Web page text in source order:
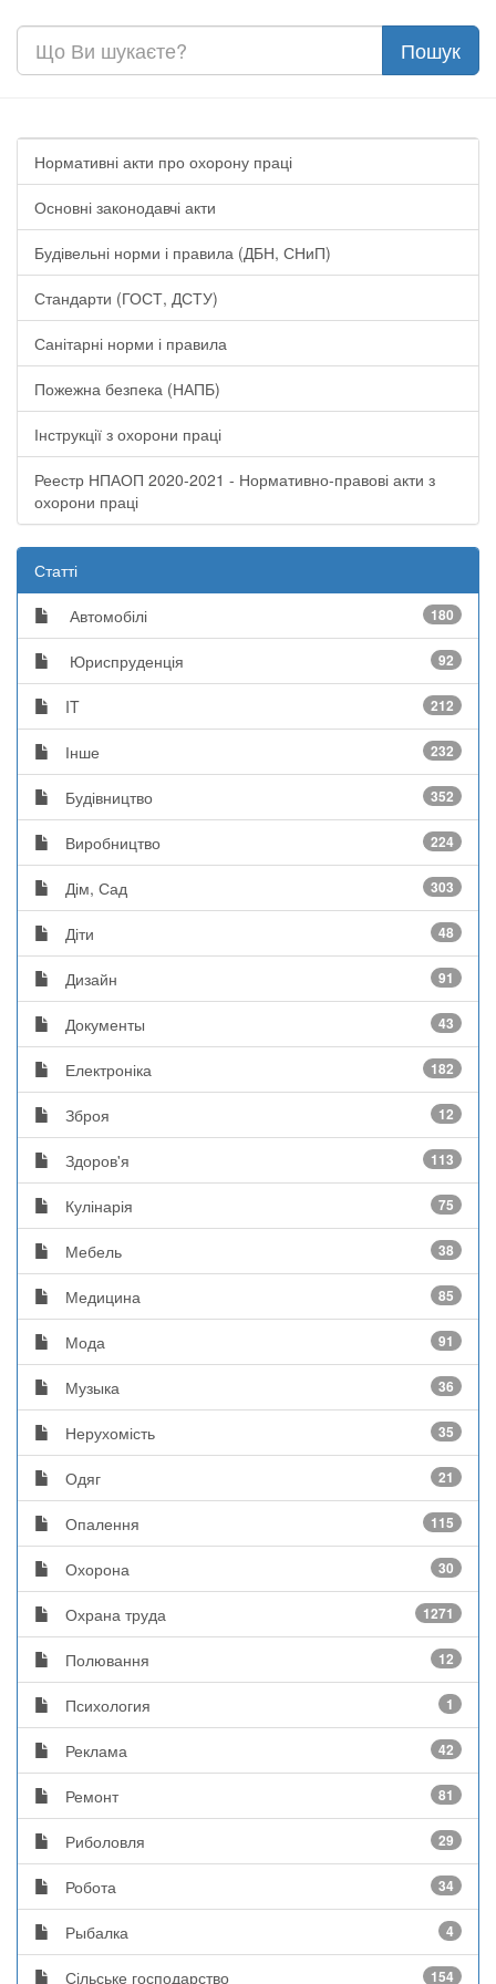
Нормативні акти про охорону праці
Основні законодавчі акти
Будівельні норми і правила (ДБН, СНиП)
Стандарти (ГОСТ, ДСТУ)
Санітарні норми і правила
Пожежна безпека (НАПБ)
Інструкції з охорони праці
Реестр НПАОП 2020-2021 - Нормативно-правові акти з
охорони праці
Статті
Автомобілі 180
Юриспруденція 92
IT 212
Інше 232
Будівництво 352
Виробництво 224
Дім, Сад 303
Діти 48
Дизайн 91
Документы 43
Електроніка 182
Зброя 12
Здоров'я 113
Кулінарія 75
Мебель 38
Медицина 85
Мода 91
Музыка 36
Нерухомість 35
Одяг 21
Опалення 115
Охорона 30
Охрана труда 1271
Полювання 12
Психология 1
Реклама 42
Ремонт 81
Риболовля 29
Робота 34
Рыбалка 4
Сільське господарство 154